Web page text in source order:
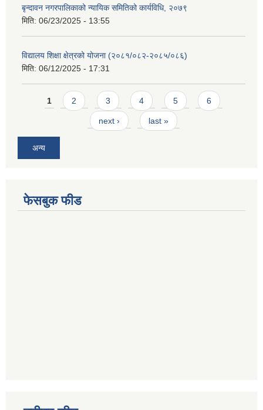
बृन्दावन नगरपालिकाको न्यायिक समितिको कार्यविधि, २०७९
मिति: 06/23/2025 - 13:55
विद्यालय शिक्षा क्षेत्रको योजना (२०८१/०८२-२०८५/०८६)
मिति: 06/12/2025 - 17:31
Pages
1 2 3 4 5 6
next › last »
अन्य
फेसबुक फीड